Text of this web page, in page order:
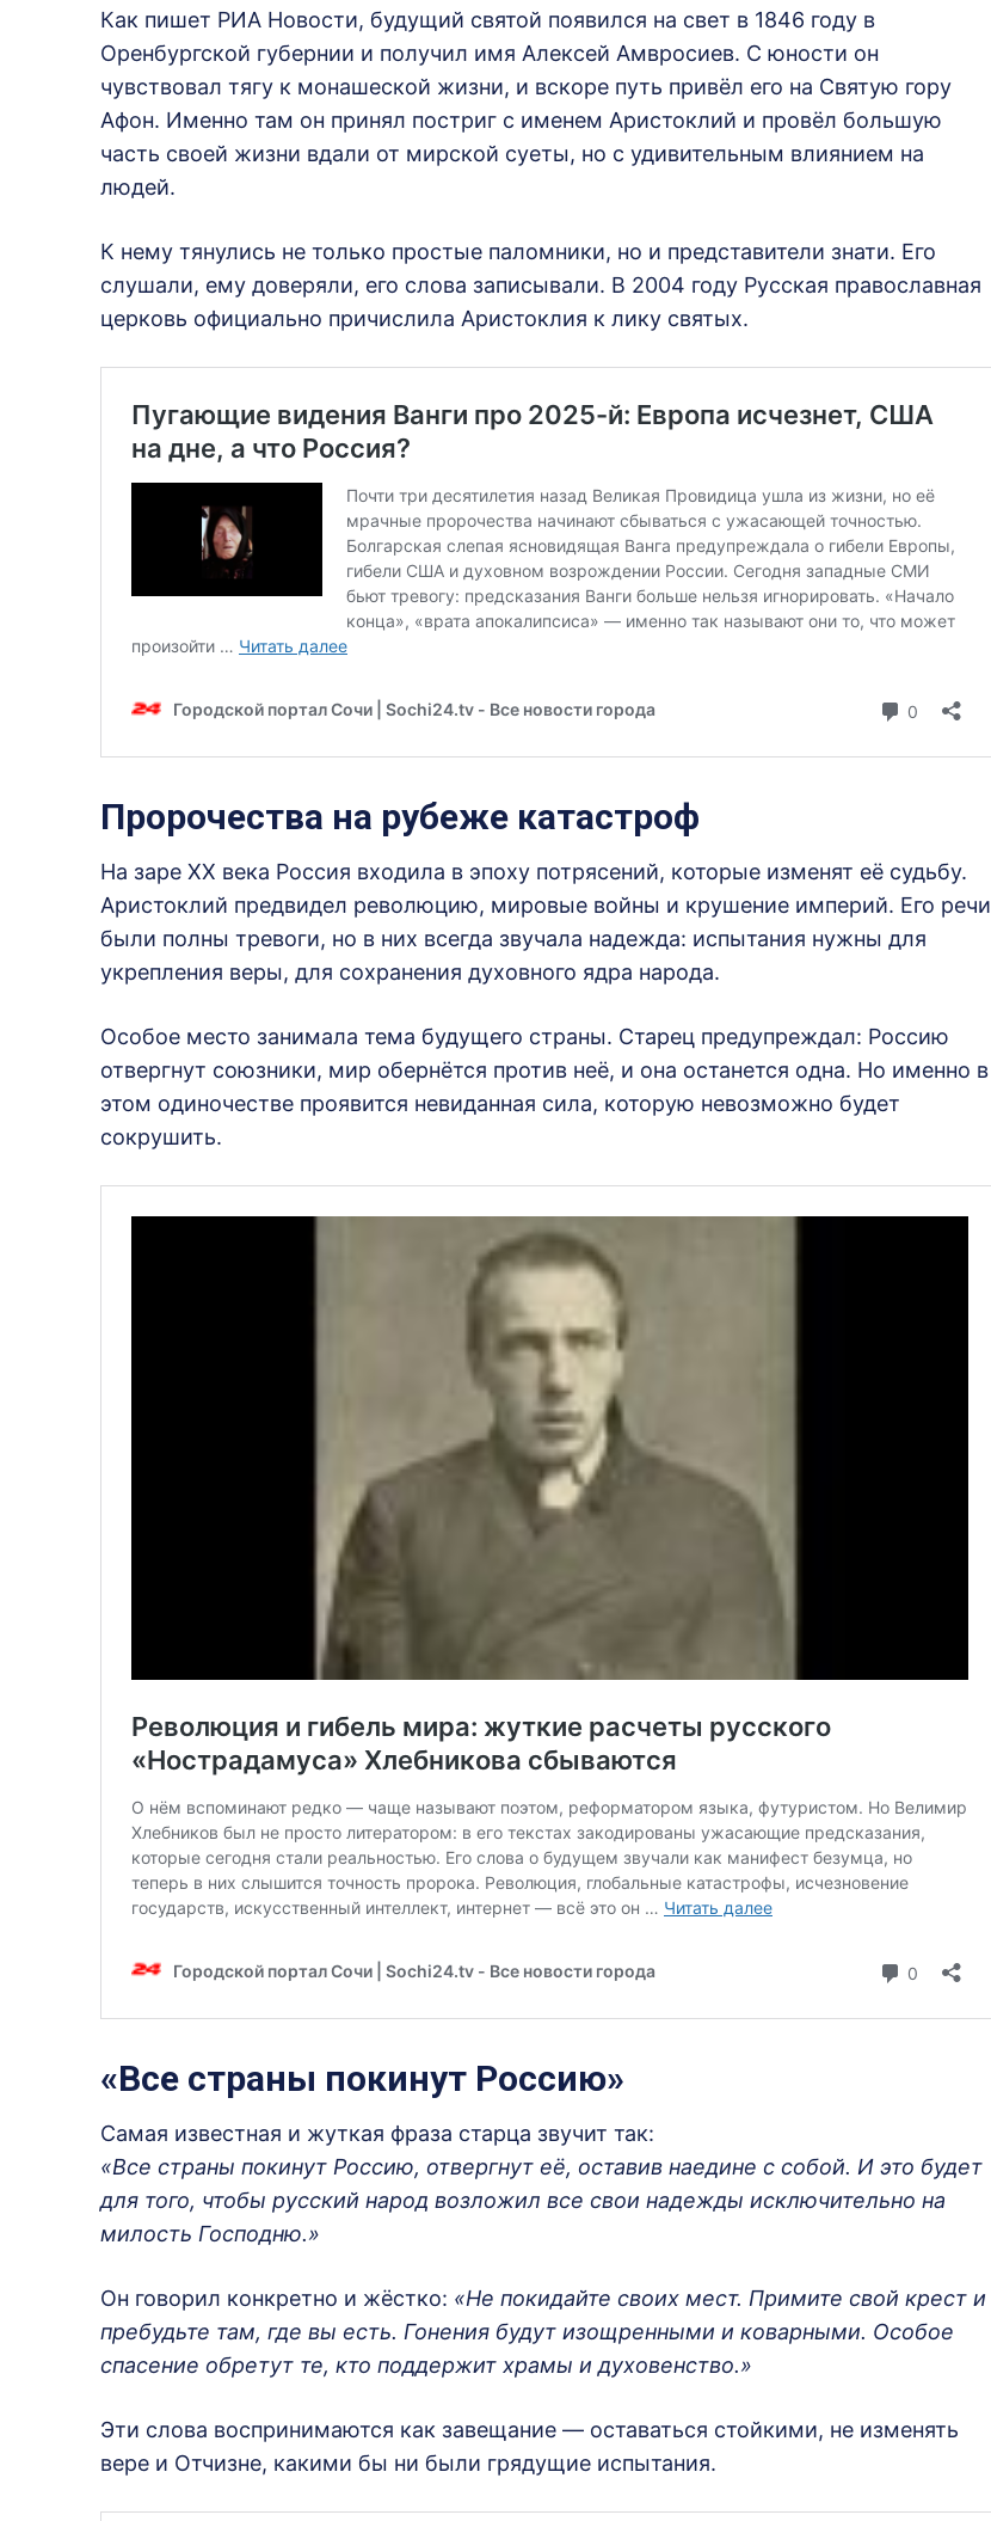
Как пишет РИА Новости, будущий святой появился на свет в 1846 году в
Оренбургской губернии и получил имя Алексей Амвросиев. С юности он
чувствовал тягу к монашеской жизни, и вскоре путь привёл его на Святую гору
Афон. Именно там он принял постриг с именем Аристоклий и провёл большую
часть своей жизни вдали от мирской суеты, но с удивительным влиянием на
людей.
К нему тянулись не только простые паломники, но и представители знати. Его
слушали, ему доверяли, его слова записывали. В 2004 году Русская православная
церковь официально причислила Аристоклия к лику святых.
Пророчества на рубеже катастроф
На заре XX века Россия входила в эпоху потрясений, которые изменят её судьбу.
Аристоклий предвидел революцию, мировые войны и крушение империй. Его речи
были полны тревоги, но в них всегда звучала надежда: испытания нужны для
укрепления веры, для сохранения духовного ядра народа.
Особое место занимала тема будущего страны. Старец предупреждал: Россию
отвергнут союзники, мир обернётся против неё, и она останется одна. Но именно в
этом одиночестве проявится невиданная сила, которую невозможно будет
сокрушить.
«Все страны покинут Россию»
Самая известная и жуткая фраза старца звучит так:
«Все страны покинут Россию, отвергнут её, оставив наедине с собой. И это будет
для того, чтобы русский народ возложил все свои надежды исключительно на
милость Господню.»
Он говорил конкретно и жёстко: «Не покидайте своих мест. Примите свой крест и
пребудьте там, где вы есть. Гонения будут изощренными и коварными. Особое
спасение обретут те, кто поддержит храмы и духовенство.»
Эти слова воспринимаются как завещание — оставаться стойкими, не изменять
вере и Отчизне, какими бы ни были грядущие испытания.